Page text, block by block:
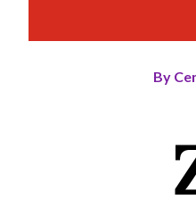
By